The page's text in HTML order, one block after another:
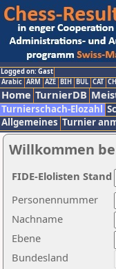
Logged on: Gast
Arabic ARM AZE BIH BUL CAT
Home TurnierDB
Turnierschach-Elozahl
Allgemeines Turnier
Willkommen
Nachname
Ebene
Personennummer
Bundesland
FIDE-Elolisten Stand